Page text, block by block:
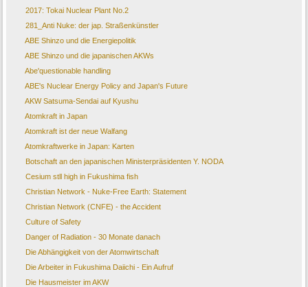
2017: Tokai Nuclear Plant No.2
281_Anti Nuke: der jap. Straßenkünstler
ABE Shinzo und die Energiepolitik
ABE Shinzo und die japanischen AKWs
Abe'questionable handling
ABE's Nuclear Energy Policy and Japan's Future
AKW Satsuma-Sendai auf Kyushu
Atomkraft in Japan
Atomkraft ist der neue Walfang
Atomkraftwerke in Japan: Karten
Botschaft an den japanischen Ministerpräsidenten Y. NODA
Cesium stll high in Fukushima fish
Christian Network - Nuke-Free Earth: Statement
Christian Network (CNFE) - the Accident
Culture of Safety
Danger of Radiation - 30 Monate danach
Die Abhängigkeit von der Atomwirtschaft
Die Arbeiter in Fukushima Daiichi - Ein Aufruf
Die Hausmeister im AKW